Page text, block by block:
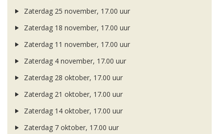
Zaterdag 25 november, 17.00 uur
Zaterdag 18 november, 17.00 uur
Zaterdag 11 november, 17.00 uur
Zaterdag 4 november, 17.00 uur
Zaterdag 28 oktober, 17.00 uur
Zaterdag 21 oktober, 17.00 uur
Zaterdag 14 oktober, 17.00 uur
Zaterdag 7 oktober, 17.00 uur